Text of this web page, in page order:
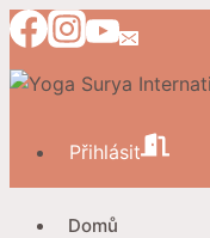
Přeskočit
na
obsah
Přihlásit
Domů